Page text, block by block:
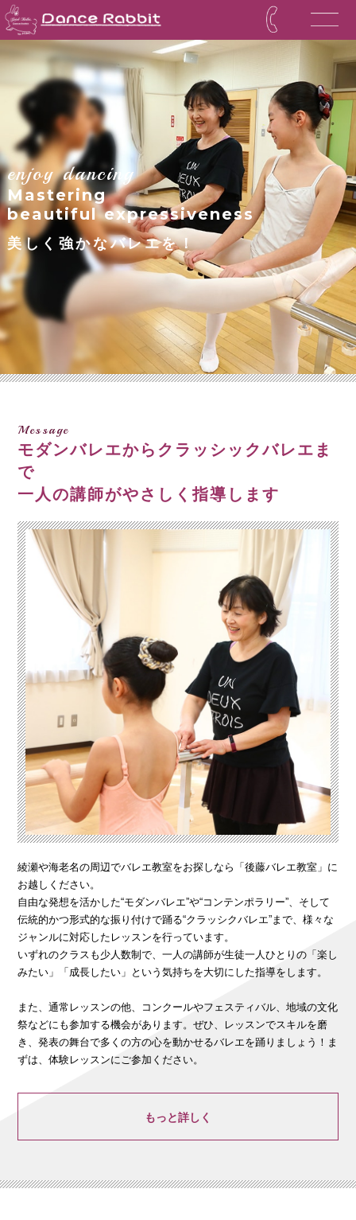
enjoy dancing
Mastering
beautiful expressiveness
美しく強かなバレエを！
Message
モダンバレエからクラッシックバレエま
で
一人の講師がやさしく指導します
綾瀬や海老名の周辺でバレエ教室をお探しなら「後藤バレエ教室」に
お越しください。
自由な発想を活かした“モダンバレエ”や“コンテンポラリー”、そして
伝統的かつ形式的な振り付けで踊る“クラッシクバレエ”まで、様々な
ジャンルに対応したレッスンを行っています。
いずれのクラスも少人数制で、一人の講師が生徒一人ひとりの「楽し
みたい」「成長したい」という気持ちを大切にした指導をします。
また、通常レッスンの他、コンクールやフェスティバル、地域の文化
祭などにも参加する機会があります。ぜひ、レッスンでスキルを磨
き、発表の舞台で多くの方の心を動かせるバレエを踊りましょう！ま
ずは、体験レッスンにご参加ください。
もっと詳しく